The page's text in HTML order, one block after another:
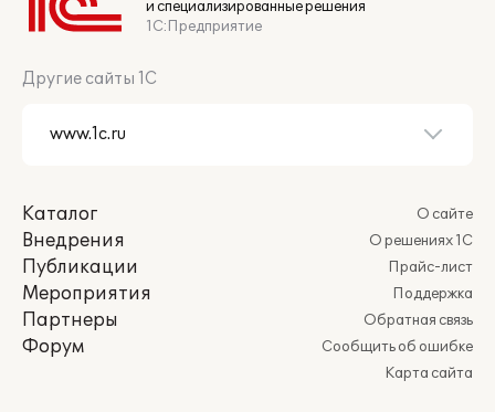
и специализированные решения
1С:Предприятие
Другие сайты 1С
Каталог
Внедрения
Публикации
Мероприятия
Партнеры
Форум
О сайте
О решениях 1С
Прайс-лист
Поддержка
Обратная связь
Сообщить об ошибке
Карта сайта